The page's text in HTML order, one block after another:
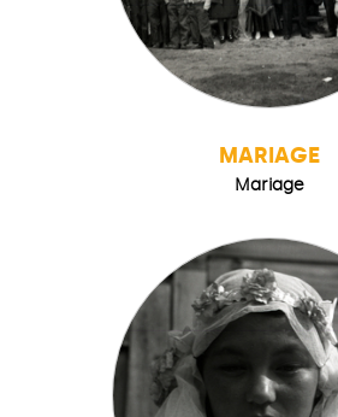
MARIAGE
Mariage